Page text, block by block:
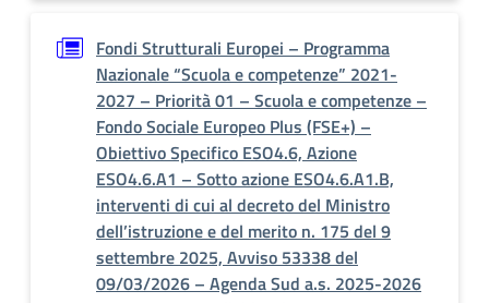
Fondi Strutturali Europei – Programma
Nazionale “Scuola e competenze” 2021-
2027 – Priorità 01 – Scuola e competenze –
Fondo Sociale Europeo Plus (FSE+) –
Obiettivo Specifico ESO4.6, Azione
ESO4.6.A1 – Sotto azione ESO4.6.A1.B,
interventi di cui al decreto del Ministro
dell’istruzione e del merito n. 175 del 9
settembre 2025, Avviso 53338 del
09/03/2026 – Agenda Sud a.s. 2025-2026